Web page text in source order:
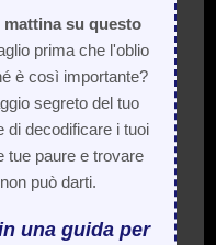
su questo
prima che l'oblio
è così importante?
segreto del tuo
di decodificare i tuoi
tue paure e trovare
può darti.
una guida per